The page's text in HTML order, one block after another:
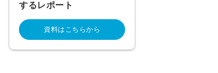
するレポート
資料はこちらから